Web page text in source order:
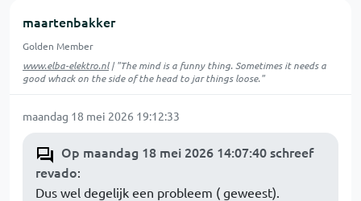
maartenbakker
Golden Member
www.elba-elektro.nl| "The mind is a funny thing. Sometimes it needs a
good whack on the side of the head to jar things loose."
maandag 18 mei 2026 19:12:33
Op maandag 18 mei 2026 14:07:40 schreef
revado:
Dus wel degelijk een probleem ( geweest).